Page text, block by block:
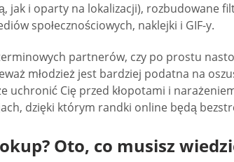
jak i oparty na lokalizacji), rozbudowane
społecznościowych, naklejki i GIF-y.
partnerów, czy po prostu
młodzież jest bardziej podatna na
uchronić Cię przed kłopotami i
dzięki którym randki online będą
Oto, co musisz